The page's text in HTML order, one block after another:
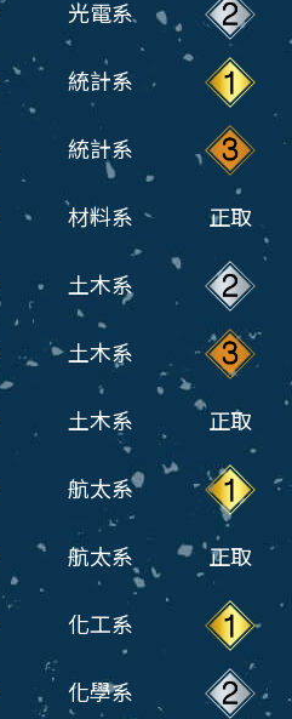
光電系
統計系
統計系
材料系 正取
土木系
土木系
土木系 正取
航太系
航太系 正取
化工系
化學系